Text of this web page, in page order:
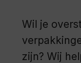
Wil je
zijn? Wij